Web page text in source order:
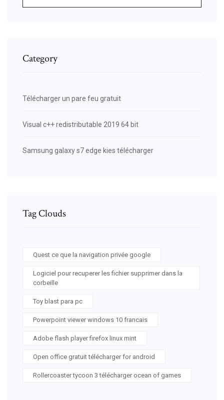
Category
Télécharger un pare feu gratuit
Visual c++ redistributable 2019 64 bit
Samsung galaxy s7 edge kies télécharger
Tag Clouds
Quest ce que la navigation privée google
Logiciel pour recuperer les fichier supprimer dans la
corbeille
Toy blast para pc
Powerpoint viewer windows 10 francais
Adobe flash player firefox linux mint
Open office gratuit télécharger for android
Rollercoaster tycoon 3 télécharger ocean of games